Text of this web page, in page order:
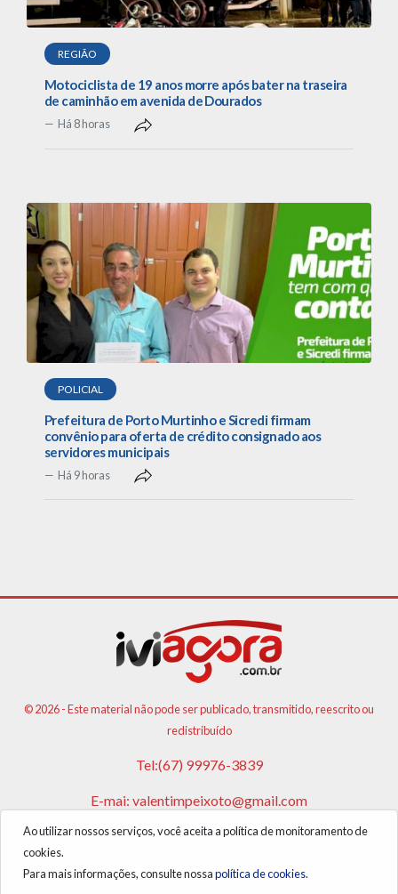
REGIÃO
Motociclista de 19 anos morre após bater na traseira
de caminhão em avenida de Dourados
Há 8 horas
POLICIAL
Prefeitura de Porto Murtinho e Sicredi firmam
convênio para oferta de crédito consignado aos
servidores municipais
Há 9 horas
Ao utilizar nossos serviços, você aceita a política de monitoramento de
cookies.
Para mais informações, consulte nossapolítica de cookies.
© 2026 - Este material não pode ser publicado, transmitido, reescrito ou
redistribuído
Tel:(67) 99976-3839
E-mai: valentimpeixoto@gmail.com
VPA AGENCIA DE PUBLICIDADES E NOTICIAS LTDA